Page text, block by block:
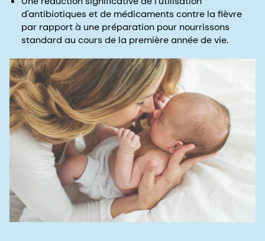
d'antibiotiques et de médicaments contre la fièvre
par rapport à une préparation pour nourrissons
standard au cours de la première année de vie.